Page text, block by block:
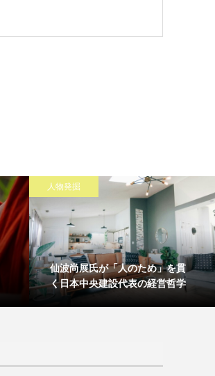
人物発掘
仙波尚展氏が「人のため」を貫
く日本中央建設代表の経営哲学